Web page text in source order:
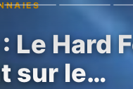
Le Hard
sur le…